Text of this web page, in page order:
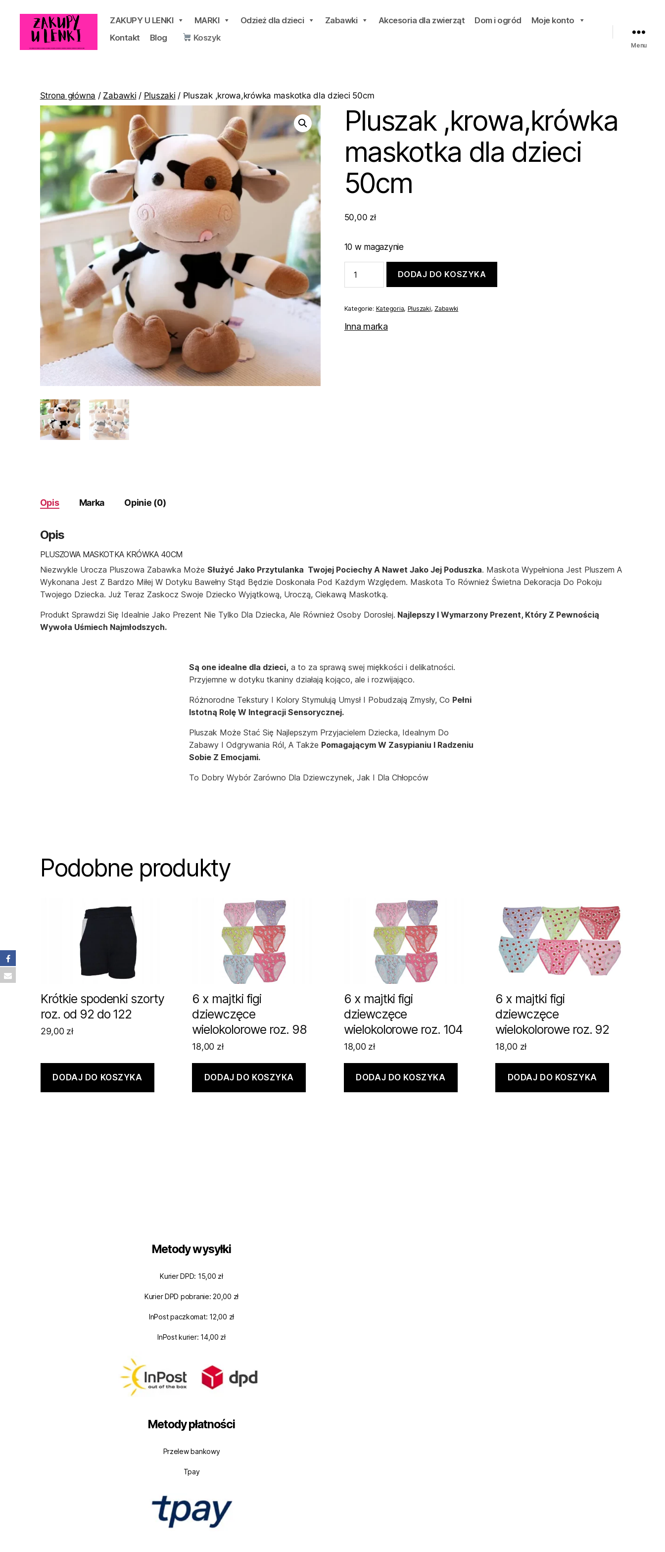
ZAKUPY U LENKI MARKI Odzież dla dzieci Zabawki Akcesoria dla zwierząt Dom i ogród
Moje konto
Kontakt
Blog Koszyk
Menu
Strona główna / Zabawki / Pluszaki / Pluszak ,krowa,krówka maskotka dla dzieci 50cm
Pluszak ,krowa,krówka
maskotka dla dzieci
50cm
50,00 zł
10 w magazynie
Pluszak
,krowa,krówka
dla
dzieci
50cm
DODAJ DO KOSZYKA
Kategorie: Kategoria, Pluszaki, Zabawki
Inna marka
Opis Marka Opinie (0)
Opis
PLUSZOWA MASKOTKA KRÓWKA 40CM
Niezwykle Urocza Pluszowa Zabawka Może Służyć Jako Przytulanka Twojej Pociechy A Nawet Jako Jej Poduszka. Maskota Wypełniona Jest Pluszem A
Wykonana Jest Z Bardzo Miłej W Dotyku Bawełny Stąd Będzie Doskonała Pod Każdym Względem. Maskota To Również Świetna Dekoracja Do Pokoju
Twojego Dziecka. Już Teraz Zaskocz Swoje Dziecko Wyjątkową, Uroczą, Ciekawą Maskotką.
Produkt Sprawdzi Się Idealnie Jako Prezent Nie Tylko Dla Dziecka, Ale Również Osoby Dorosłej. Najlepszy I Wymarzony Prezent, Który Z Pewnością
Wywoła Uśmiech Najmłodszych.
Są one idealne dla dzieci, a to za sprawą swej miękkości i delikatności.
Przyjemne w dotyku tkaniny działają kojąco, ale i rozwijająco.
Różnorodne Tekstury I Kolory Stymulują Umysł I Pobudzają Zmysły, Co Pełni
Istotną Rolę W Integracji Sensorycznej.
Pluszak Może Stać Się Najlepszym Przyjacielem Dziecka, Idealnym Do
Zabawy I Odgrywania Ról, A Także Pomagającym W Zasypianiu I Radzeniu
Sobie Z Emocjami.
To Dobry Wybór Zarówno Dla Dziewczynek, Jak I Dla Chłopców
Podobne produkty
Krótkie spodenki szorty
roz. od 92 do 122
29,00 zł
DODAJ DO KOSZYKA
6 x majtki figi
dziewczęce
wielokolorowe roz. 98
18,00 zł
DODAJ DO KOSZYKA
6 x majtki figi
dziewczęce
wielokolorowe roz. 104
18,00 zł
DODAJ DO KOSZYKA
6 x majtki figi
dziewczęce
wielokolorowe roz. 92
18,00 zł
DODAJ DO KOSZYKA
Metody wysyłki
Kurier DPD: 15,00 zł
Kurier DPD pobranie: 20,00 zł
InPost paczkomat: 12,00 zł
InPost kurier: 14,00 zł
Metody płatności
Przelew bankowy
Tpay